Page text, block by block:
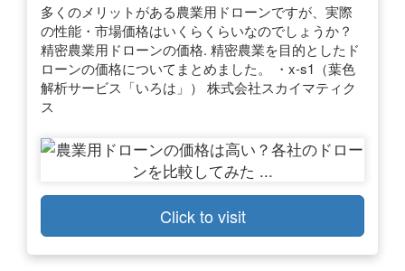
多くのメリットがある農業用ドローンですが、実際
の性能・市場価格はいくらくらいなのでしょうか？
精密農業用ドローンの価格. 精密農業を目的としたド
ローンの価格についてまとめました。 ・x-s1（葉色
解析サービス「いろは」） 株式会社スカイマティク
ス
Click to visit